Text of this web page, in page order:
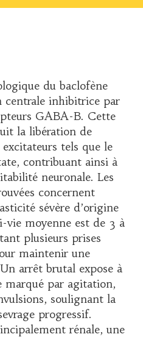
du baclofène
centrale inhibitrice par
GABA-B. Cette
la libération de
tels que le
contribuant ainsi à
neuronale. Les
concernent
sévère d’origine
vie moyenne est de 3 à
plusieurs prises
maintenir une
arrêt brutal expose à
marqué par agitation,
soulignant la
progressif.
rénale, une